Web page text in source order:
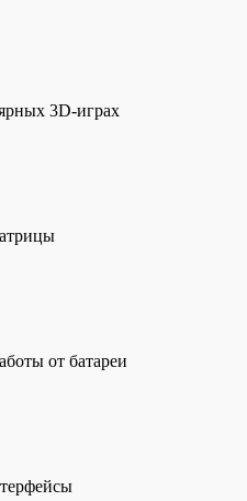
3D-играх
от батареи